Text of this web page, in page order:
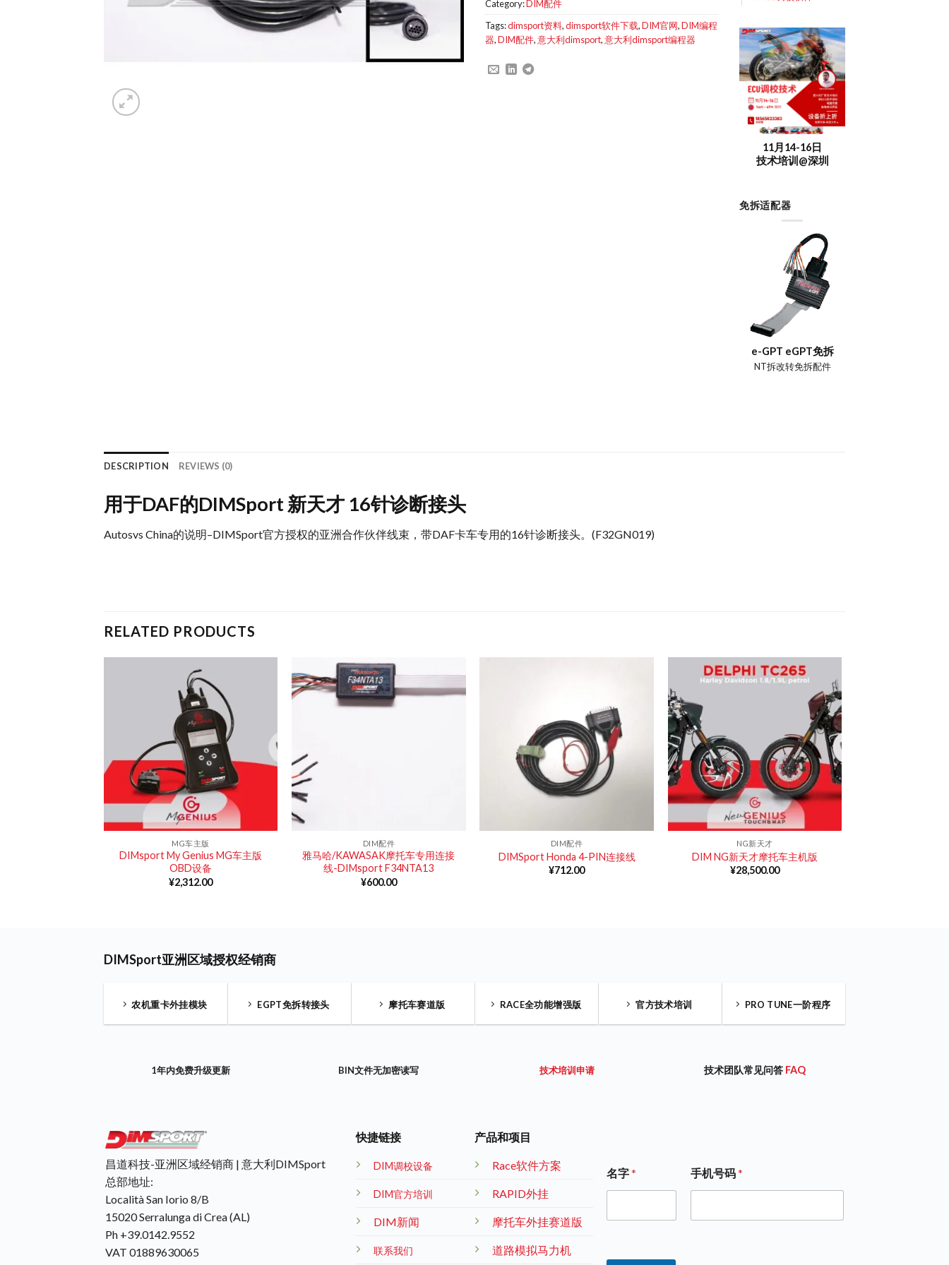
Category:DIM配件
Tags:dimsport资料,dimsport软件下载,DIM官网,DIM编程
器,DIM配件,意大利dimsport,意大利dimsport编程器
11月14-16日
技术培训@深圳
免拆适配器
e-GPT eGPT免拆
NT拆改转免拆配件
DESCRIPTION REVIEWS (0)
用于DAF的DIMSport 新天才 16针诊断接头
Autosvs China的说明–DIMSport官方授权的亚洲合作伙伴线束，带DAF卡车专用的16针诊断接头。(F32GN019)
RELATED PRODUCTS
MG车主版
DIMsport My Genius MG车主版
OBD设备
¥2,312.00
DIM配件
雅马哈/KAWASAK摩托车专用连接
线-DIMsport F34NTA13
¥600.00
DIM配件
DIMSport Honda 4-PIN连接线
¥712.00
NG新天才
DIM NG新天才摩托车主机版
¥28,500.00
DIMSport亚洲区域授权经销商
农机重卡外挂模块 EGPT免拆转接头 摩托车赛道版 RACE全功能增强版 官方技术培训 PRO TUNE一阶程序
1年内免费升级更新 BIN文件无加密读写 技术培训申请 技术团队常见问答 FAQ
昌道科技-亚洲区域经销商 | 意大利DIMSport
总部地址:
Località San Iorio 8/B
15020 Serralunga di Crea (AL)
Ph +39.0142.9552
VAT 01889630065
快捷链接
DIM调校设备
DIM官方培训
DIM新闻
联系我们
产品和项目
Race软件方案
RAPID外挂
摩托车外挂赛道版
道路模拟马力机
名字* 手机号码*